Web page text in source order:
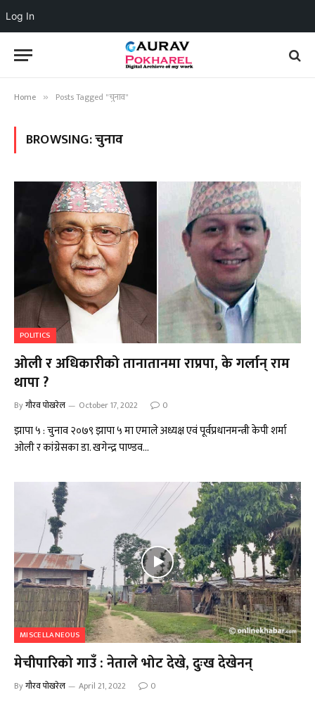
Log In
Home » Posts Tagged "चुनाव"
BROWSING:चुनाव
POLITICS
ओली र अधिकारीको तानातानमा राप्रपा, के गर्लान् राम
थापा ?
Byगौरव पोखरेल October 17, 2022 0
झापा ५ : चुनाव २०७९ झापा ५ मा एमाले अध्यक्ष एवं पूर्वप्रधानमन्त्री केपी शर्मा
ओली र कांग्रेसका डा. खगेन्द्र पाण्डव…
MISCELLANEOUS
मेचीपारिको गाउँ : नेताले भोट देखे, दुःख देखेनन्
Byगौरव पोखरेल April 21, 2022 0